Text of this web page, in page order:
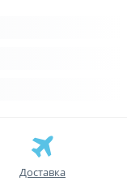
Доставка